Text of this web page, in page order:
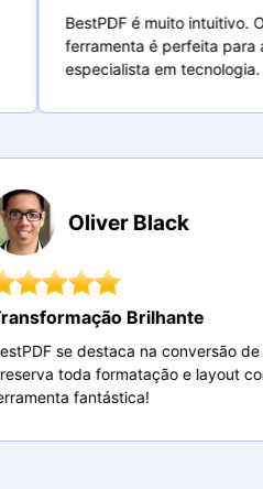
BestPDF é muito intuitivo. O
ferramenta é perfeita para
especialista em tecnologia.
Oliver Black
Transformação Brilhante
BestPDF se destaca na conversão
Preserva toda formatação e layout
ferramenta fantástica!